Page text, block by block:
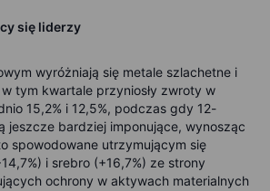
się liderzy
wyróżniają się metale szlachetne i
tym kwartale przyniosły zwroty w
15,2% i 12,5%, podczas gdy 12-
jeszcze bardziej imponujące, wynosząc
to spowodowane utrzymującym się
i srebro (+16,7%) ze strony
ochrony w aktywach materialnych